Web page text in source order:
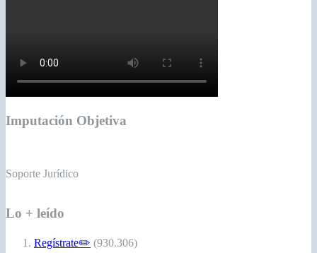
Imputación Objetiva
Soporte Jurídico
Lo + leído
Regístrate✏️ (930.306)